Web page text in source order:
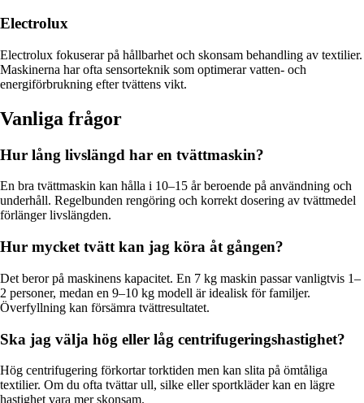
Electrolux
Electrolux fokuserar på hållbarhet och skonsam behandling av textilier.
Maskinerna har ofta sensorteknik som optimerar vatten- och
energiförbrukning efter tvättens vikt.
Vanliga frågor
Hur lång livslängd har en tvättmaskin?
En bra tvättmaskin kan hålla i 10–15 år beroende på användning och
underhåll. Regelbunden rengöring och korrekt dosering av tvättmedel
förlänger livslängden.
Hur mycket tvätt kan jag köra åt gången?
Det beror på maskinens kapacitet. En 7 kg maskin passar vanligtvis 1–
2 personer, medan en 9–10 kg modell är idealisk för familjer.
Överfyllning kan försämra tvättresultatet.
Ska jag välja hög eller låg centrifugeringshastighet?
Hög centrifugering förkortar torktiden men kan slita på ömtåliga
textilier. Om du ofta tvättar ull, silke eller sportkläder kan en lägre
hastighet vara mer skonsam.